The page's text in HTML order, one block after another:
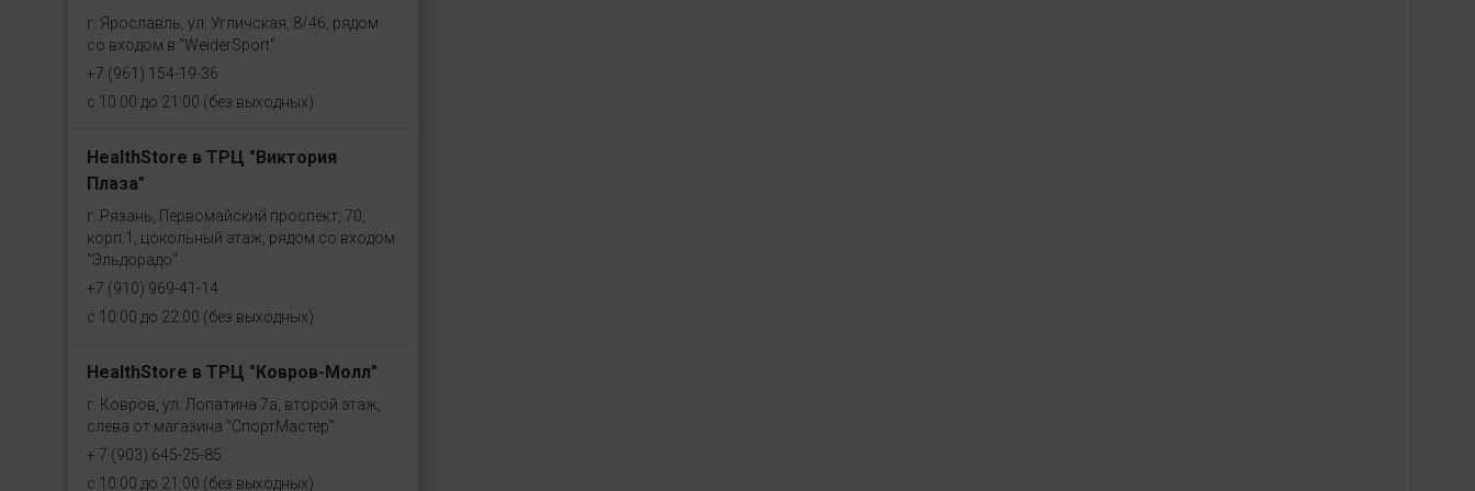
г. Ярославль, ул. Угличская, 8/46, рядом
со входом в "WeiderSport"
+7 (961) 154-19-36
с 10:00 до 21:00 (без выходных)
HealthStore в ТРЦ "Виктория
Плаза"
г. Рязань, Первомайский проспект, 70,
корп.1, цокольный этаж, рядом со входом
"Эльдорадо"
+7 (910) 969-41-14
с 10:00 до 22:00 (без выходных)
HealthStore в ТРЦ "Ковров-Молл"
г. Ковров, ул. Лопатина 7а, второй этаж,
слева от магазина "СпортМастер"
+ 7 (903) 645-25-85
с 10:00 до 21:00 (без выходных)